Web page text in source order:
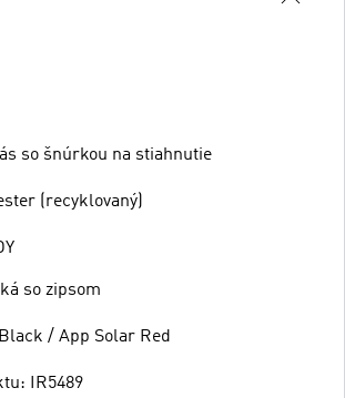
so šnúrkou na stiahnutie
(recyklovaný)
so zipsom
/ App Solar Red
IR5489